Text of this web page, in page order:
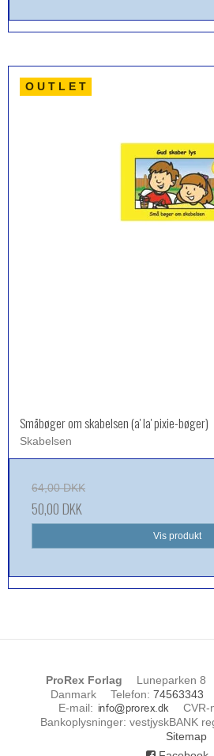
O U T L E T
Småbøger om skabelsen (a' la' pixie-bøger)
Skabelsen
64,00 DKK
50,00 DKK
Vis produkt
ProRex Forlag Luneparken 8
Danmark
Telefon: 74563343
E-mail: CVR-
Bankoplysninger: vestjyskBANK
Sitemap